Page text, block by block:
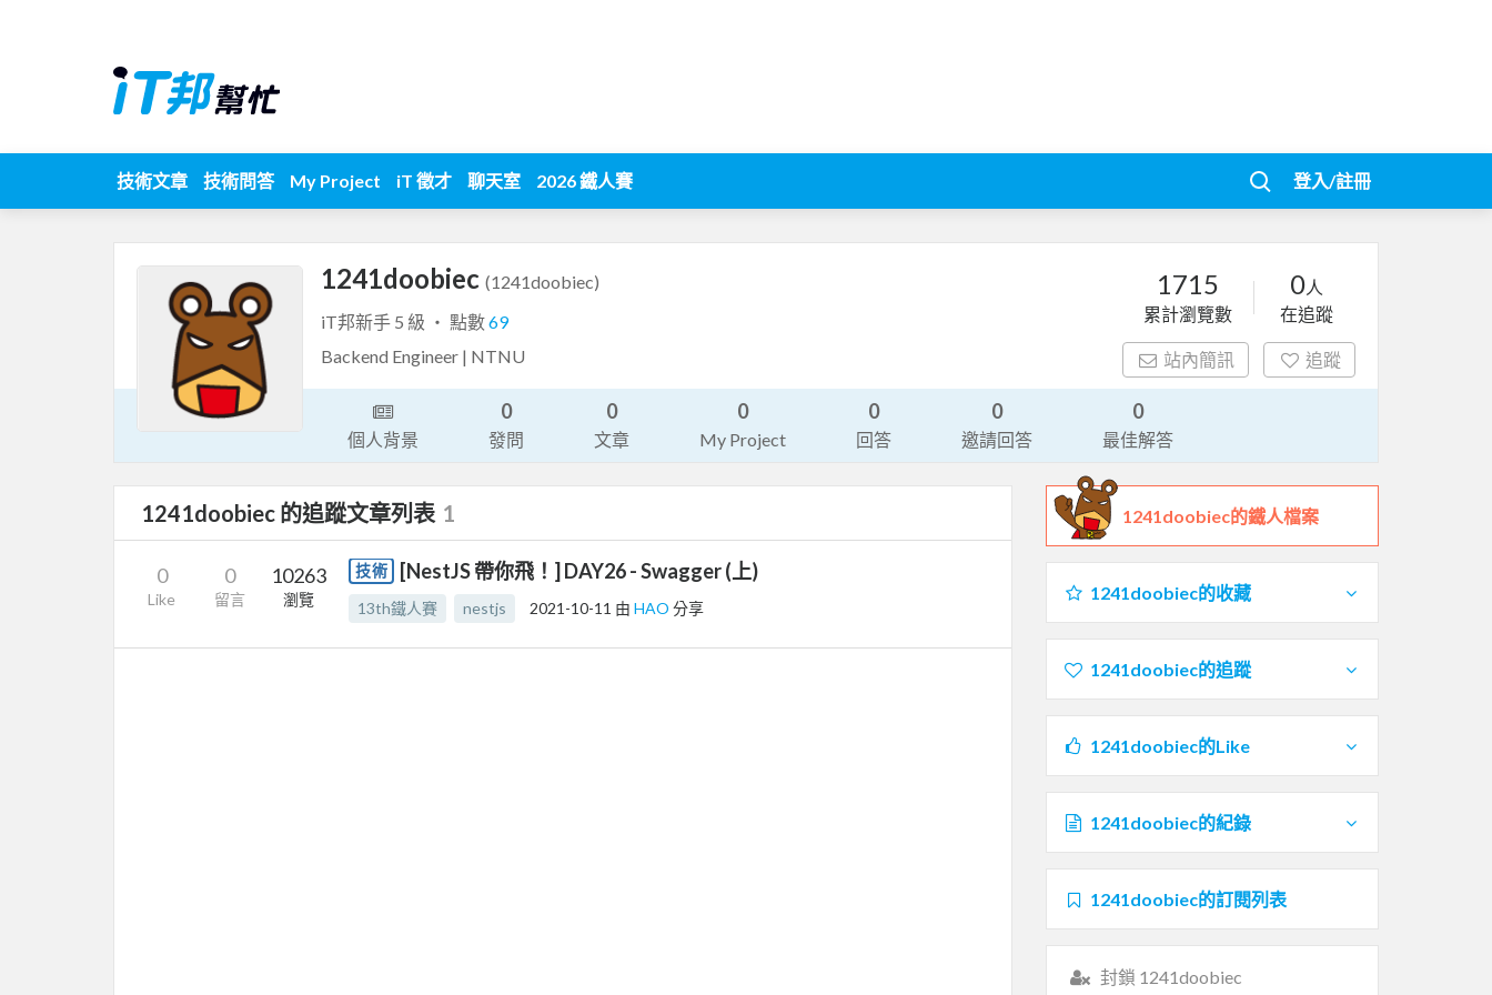
技術文章 技術問答 My Project iT 徵才 聊天室 2026 鐵人賽 登入/註冊
1241doobiec (1241doobiec)
iT邦新手 5 級 ‧ 點數69
Backend Engineer | NTNU
1715
累計瀏覽數
0人
在追蹤
站內簡訊 追蹤
個人背景
0
發問
0
文章
0
My Project
0
回答
0
邀請回答
0
最佳解答
1241doobiec 的追蹤文章列表 1
0
Like
0
留言
10263
瀏覽
技術 [NestJS 帶你飛！] DAY26 - Swagger (上)
13th鐵人賽 nestjs 2021-10-11 由 HAO 分享
1241doobiec的鐵人檔案
1241doobiec的收藏
1241doobiec的追蹤
1241doobiec的Like
1241doobiec的紀錄
1241doobiec的訂閱列表
封鎖 1241doobiec